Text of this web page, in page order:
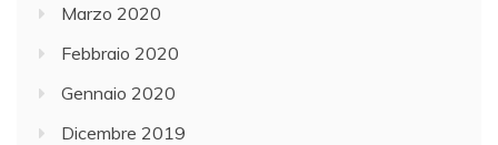
Marzo 2020
Febbraio 2020
Gennaio 2020
Dicembre 2019